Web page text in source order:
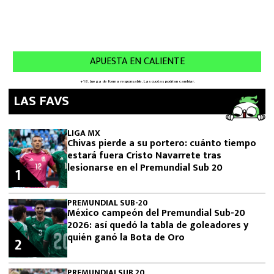
LAS FAVS
LIGA MX
Chivas pierde a su portero: cuánto tiempo
estará fuera Cristo Navarrete tras
lesionarse en el Premundial Sub 20
1
PREMUNDIAL SUB-20
México campeón del Premundial Sub-20
2026: así quedó la tabla de goleadores y
quién ganó la Bota de Oro
2